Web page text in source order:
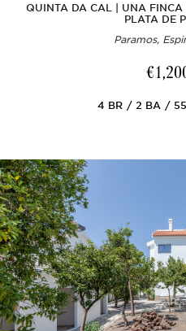
QUINTA DA CAL | UNA FINCA
PLATA DE
Paramos,
4 BR 2 BA